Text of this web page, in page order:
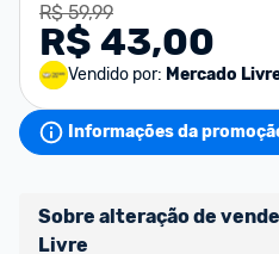
R$ 59,99
R$ 43,00
Vendido por: Mercado
Informações da
Sobre alteração de
Livre